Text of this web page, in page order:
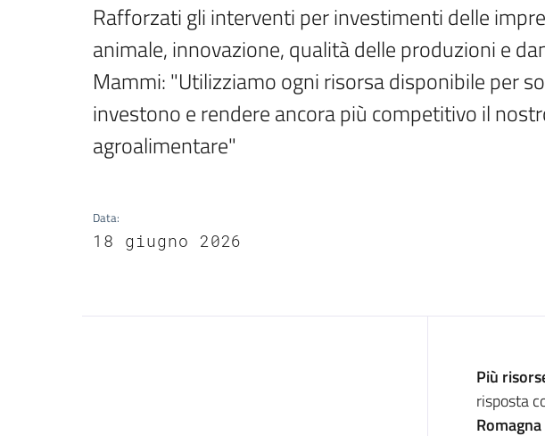
Rafforzati gli interventi per investimenti delle
animale, innovazione, qualità delle produzioni e
Mammi: "Utilizziamo ogni risorsa disponibile per
investono e rendere ancora più competitivo il
agroalimentare"
Data:
18 giugno 2026
Più
risposta
Romagna